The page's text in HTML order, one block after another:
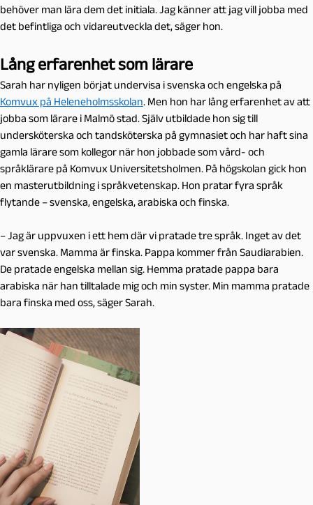
behöver man lära dem det initiala. Jag känner att jag vill jobba med
det befintliga och vidareutveckla det, säger hon.
Lång erfarenhet som lärare
Sarah har nyligen börjat undervisa i svenska och engelska på
Komvux på Heleneholmsskolan. Men hon har lång erfarenhet av att
jobba som lärare i Malmö stad. Själv utbildade hon sig till
undersköterska och tandsköterska på gymnasiet och har haft sina
gamla lärare som kollegor när hon jobbade som vård- och
språklärare på Komvux Universitetsholmen. På högskolan gick hon
en masterutbildning i språkvetenskap. Hon pratar fyra språk
flytande – svenska, engelska, arabiska och finska.
– Jag är uppvuxen i ett hem där vi pratade tre språk. Inget av det
var svenska. Mamma är finska. Pappa kommer från Saudiarabien.
De pratade engelska mellan sig. Hemma pratade pappa bara
arabiska när han tilltalade mig och min syster. Min mamma pratade
bara finska med oss, säger Sarah.